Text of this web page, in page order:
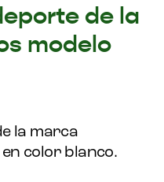
de la
modelo
la marca
color blanco.